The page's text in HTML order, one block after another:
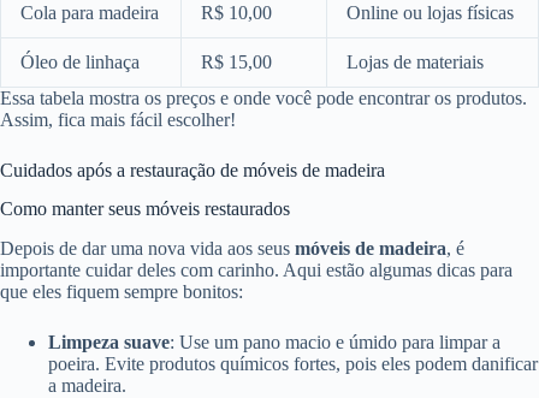
Cola para madeira R$ 10,00 Online ou lojas físicas
Óleo de linhaça R$ 15,00
Lojas de materiais
Essa tabela mostra os preços e onde você pode encontrar os produtos.
Assim, fica mais fácil escolher!
Cuidados após a restauração de móveis de madeira
Como manter seus móveis restaurados
Depois de dar uma nova vida aos seus móveis de madeira, é
importante cuidar deles com carinho. Aqui estão algumas dicas para
que eles fiquem sempre bonitos:
Limpeza suave: Use um pano macio e úmido para limpar a
poeira. Evite produtos químicos fortes, pois eles podem danificar
a madeira.